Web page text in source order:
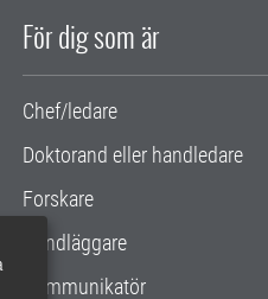
För dig som är
Chef/ledare
Doktorand eller handledare
Forskare
Handläggare
Kommunikatör